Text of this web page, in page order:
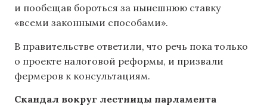
и пообещав бороться за нынешнюю ставку
«всеми законными способами».
В правительстве ответили, что речь пока только
о проекте налоговой реформы, и призвали
фермеров к консультациям.
Скандал вокруг лестницы парламента